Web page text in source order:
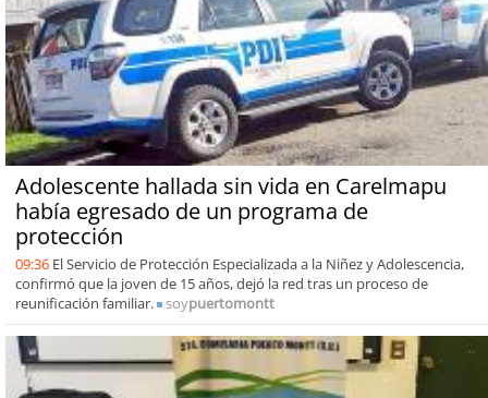
Adolescente hallada sin vida en Carelmapu
había egresado de un programa de
protección
09:36 El Servicio de Protección Especializada a la Niñez y Adolescencia,
confirmó que la joven de 15 años, dejó la red tras un proceso de
reunificación familiar.
soypuertomontt